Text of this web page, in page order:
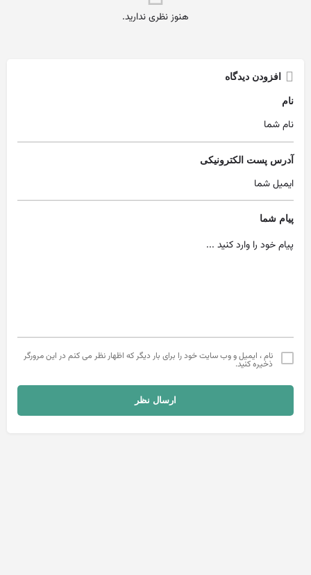
هنوز نظری ندارید.
افزودن دیدگاه
نام
آدرس پست الکترونیکی
پیام شما
نام ، ایمیل و وب سایت خود را برای بار دیگر که اظهار نظر می کنم در این مرورگر
ذخیره کنید.
ارسال نظر